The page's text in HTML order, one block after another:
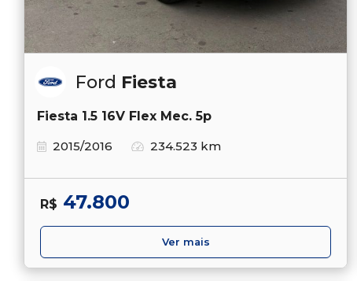
Ford Fiesta
Fiesta 1.5 16V Flex Mec. 5p
2015/2016
234.523 km
R$ 47.800
Ver mais